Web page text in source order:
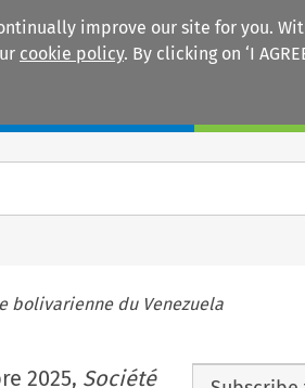
improve our site for you.
cookie policy. By clicking on ‘I
bolivarienne du Venezuela
2025, Société